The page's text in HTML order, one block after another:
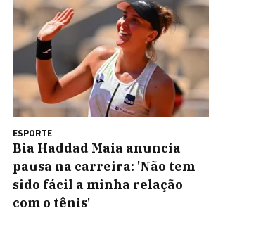
ESPORTE
Bia Haddad Maia anuncia
pausa na carreira: 'Não tem
sido fácil a minha relação
com o tênis'